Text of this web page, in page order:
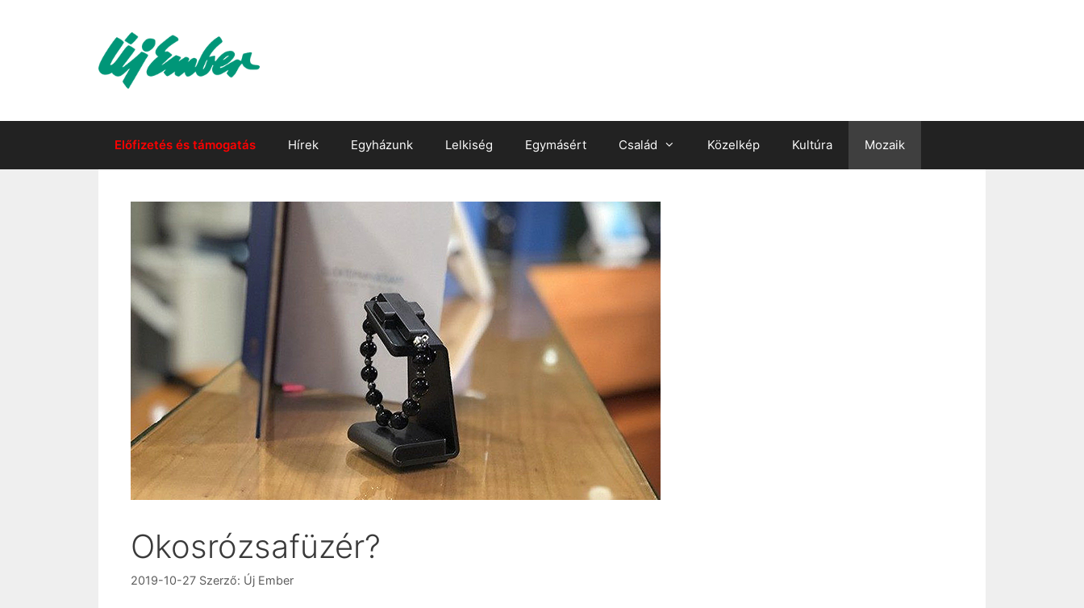
Előfizetés és támogatás Hírek Egyházunk Lelkiség Egymásért Család Közelkép Kultúra Mozaik
Okosrózsafüzér?
2019-10-27 Szerző: Új Ember